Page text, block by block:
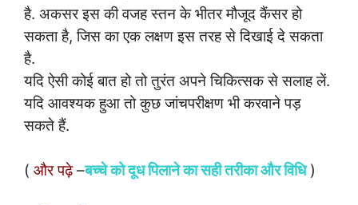
है. अकसर इस की वजह स्तन के भीतर मौजूद कैंसर हो
सकता है, जिस का एक लक्षण इस तरह से दिखाई दे सकता
है.
यदि ऐसी कोई बात हो तो तुरंत अपने चिकित्सक से सलाह लें.
यदि आवश्यक हुआ तो कुछ जांचपरीक्षण भी करवाने पड़
सकते हैं.
( और पढ़े–बच्चे को दूध पिलाने का सही तरीका और विधि)